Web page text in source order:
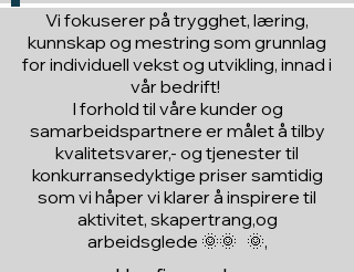
Vi fokuserer på trygghet, læring,
kunnskap og mestring som grunnlag
for individuell vekst og utvikling, innad i
vår bedrift!
I forhold til våre kunder og
samarbeidspartnere er målet å tilby
kvalitetsvarer,- og tjenester til
konkurransedyktige priser samtidig
som vi håper vi klarer å inspirere til
aktivitet, skapertrang,og
arbeidsglede 🌞🌞 🌞,